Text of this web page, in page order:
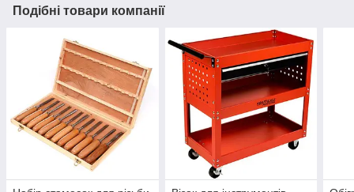
Подібні товари компанії